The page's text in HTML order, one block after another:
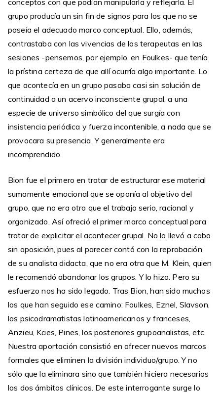
conceptos con que podían manipularla y reflejarla. El
grupo producía un sin fin de signos para los que no se
poseía el adecuado marco conceptual. Ello, además,
contrastaba con las vivencias de los terapeutas en las
sesiones -pensemos, por ejemplo, en Foulkes- que tenía
la prístina certeza de que allí ocurría algo importante. Lo
que acontecía en un grupo pasaba casi sin solución de
continuidad a un acervo inconsciente grupal, a una
especie de universo simbólico del que surgía con
insistencia periódica y fuerza incontenible, a nada que se
provocara su presencia. Y generalmente era
incomprendido.
Bion fue el primero en tratar de estructurar ese material
sumamente emocional que se oponía al objetivo del
grupo, que no era otro que el trabajo serio, racional y
organizado. Así ofreció el primer marco conceptual para
tratar de explicitar el acontecer grupal. No lo llevó a cabo
sin oposición, pues al parecer contó con la reprobación
de su analista didacta, que no era otra que M. Klein, quien
le recomendó abandonar los grupos. Y lo hizo. Pero su
esfuerzo nos ha sido legado. Tras Bion, han sido muchos
los que han seguido ese camino: Foulkes, Eznel, Slavson,
los psicodramatistas latinoamericanos y franceses,
Anzieu, Käes, Pines, los posteriores grupoanalistas, etc.
Nuestra aportación consistió en ofrecer nuevos marcos
formales que eliminen la división individuo/grupo. Y no
sólo que la eliminara sino que también hiciera necesarios
los dos ámbitos clínicos. De este interrogante surge lo